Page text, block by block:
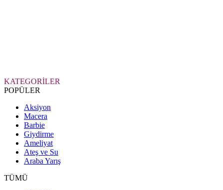
KATEGORİLER
POPÜLER
Aksiyon
Macera
Barbie
Giydirme
Ameliyat
Ateş ve Su
Araba Yarış
TÜMÜ